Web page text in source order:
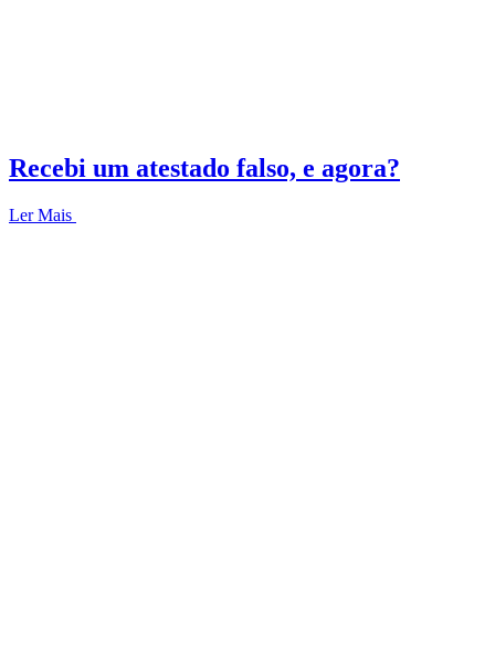
Recebi um atestado falso, e agora?
Ler Mais